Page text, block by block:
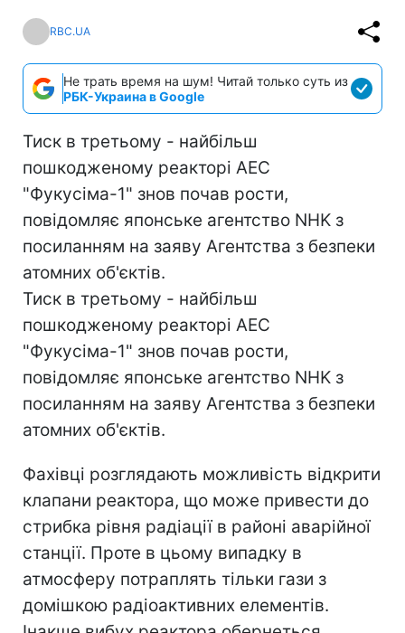
RBC.UA
Не трать время на шум! Читай только суть из
РБК-Украина в Google
Тиск в третьому - найбільш
пошкодженому реакторі АЕС
"Фукусіма-1" знов почав рости,
повідомляє японське агентство NHK з
посиланням на заяву Агентства з безпеки
атомних об'єктів.
Тиск в третьому - найбільш
пошкодженому реакторі АЕС
"Фукусіма-1" знов почав рости,
повідомляє японське агентство NHK з
посиланням на заяву Агентства з безпеки
атомних об'єктів.
Фахівці розглядають можливість відкрити
клапани реактора, що може привести до
стрибка рівня радіації в районі аварійної
станції. Проте в цьому випадку в
атмосферу потраплять тільки гази з
домішкою радіоактивних елементів.